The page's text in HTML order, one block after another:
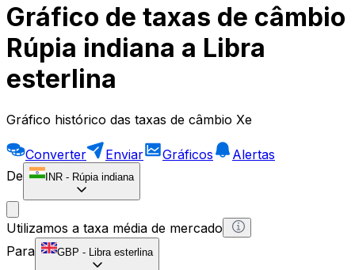
Gráfico de taxas de câmbio
Rúpia indiana a Libra
esterlina
Gráfico histórico das taxas de câmbio Xe
Converter Enviar Gráficos
Alertas
De
INR - Rúpia indiana
Utilizamos a taxa média de mercado
Para
GBP - Libra esterlina